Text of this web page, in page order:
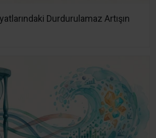
Durdurulamaz Artışın